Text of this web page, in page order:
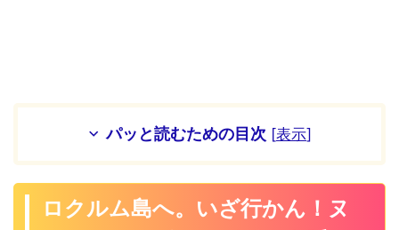
パッと読むための目次 [表示]
ロクルム島へ。いざ行かん！ヌ